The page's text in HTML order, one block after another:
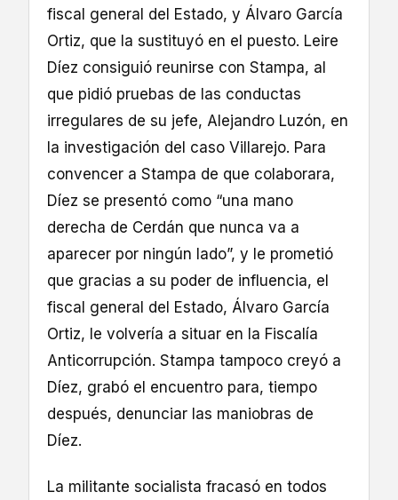
fiscal general del Estado, y Álvaro García
Ortiz, que la sustituyó en el puesto. Leire
Díez consiguió reunirse con Stampa, al
que pidió pruebas de las conductas
irregulares de su jefe, Alejandro Luzón, en
la investigación del caso Villarejo. Para
convencer a Stampa de que colaborara,
Díez se presentó como “una mano
derecha de Cerdán que nunca va a
aparecer por ningún lado”, y le prometió
que gracias a su poder de influencia, el
fiscal general del Estado, Álvaro García
Ortiz, le volvería a situar en la Fiscalía
Anticorrupción. Stampa tampoco creyó a
Díez, grabó el encuentro para, tiempo
después, denunciar las maniobras de
Díez.
La militante socialista fracasó en todos